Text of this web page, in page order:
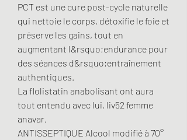
PCT est une cure post-cycle naturelle
qui nettoie le corps, détoxifie le foie et
préserve les gains, tout en
augmentant l&rsquo;endurance pour
des séances d&rsquo;entraînement
authentiques.
La flolistatin anabolisant ont aura
tout entendu avec lui, liv52 femme
anavar.
ANTISSEPTIQUE Alcool modifié à 70°